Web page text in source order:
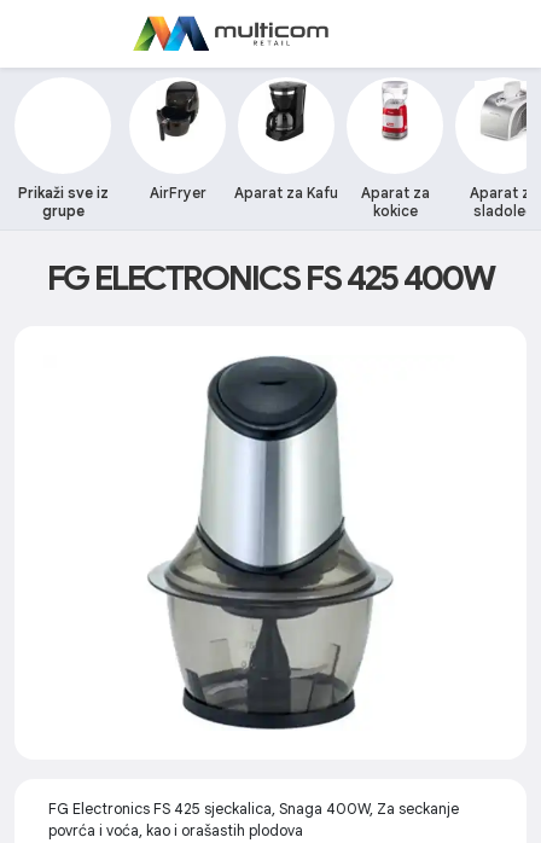
Prikaži sve iz
grupe
AirFryer Aparat za Kafu
Aparat za
kokice
Aparat za
sladoled
FG ELECTRONICS FS 425 400W
FG Electronics FS 425 sjeckalica, Snaga 400W, Za seckanje
povrća i voća, kao i orašastih plodova